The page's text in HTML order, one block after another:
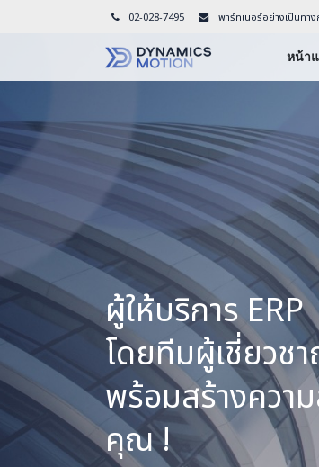
02-028-7495 พาร์ทเนอร์อย่างเป็นทา
หน้า
ผู้ให้บริการ
โดยทีมผู้เชี่ยวช
พร้อมสร้างควา
คุณ !